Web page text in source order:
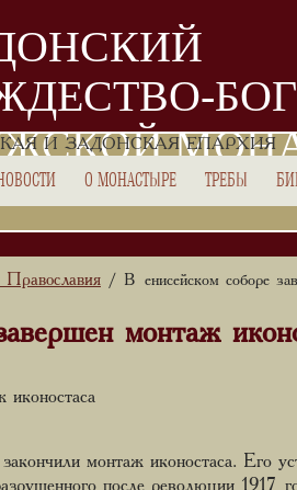
И ЗАДОНСКАЯ ЕПАРХИЯ
О МОНАСТЫРЕ ТРЕБЫ
Православия / В енисейском соборе
монтаж
монтаж иконостаса. Его
после революции